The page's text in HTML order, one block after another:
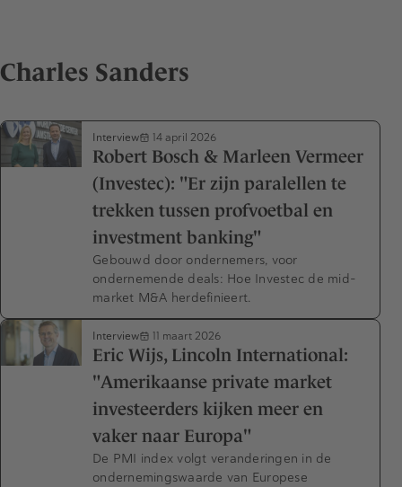
Charles Sanders
Interview 14 april 2026
Robert Bosch & Marleen Vermeer
(Investec): "Er zijn paralellen te
trekken tussen profvoetbal en
investment banking"
Gebouwd door ondernemers, voor
ondernemende deals: Hoe Investec de mid-
market M&A herdefinieert.
Interview 11 maart 2026
Eric Wijs, Lincoln International:
"Amerikaanse private market
investeerders kijken meer en
vaker naar Europa"
De PMI index volgt veranderingen in de
ondernemingswaarde van Europese